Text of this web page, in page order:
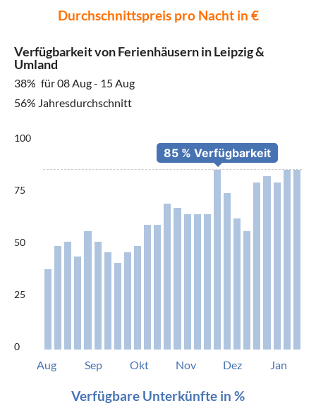
Durchschnittspreis pro Nacht in €
Verfügbarkeit von Ferienhäusern in Leipzig &
Umland
38% für 08 Aug - 15 Aug
56% Jahresdurchschnitt
100
75
50
25
0
Aug Sep Okt Nov Dez Jan
Verfügbare Unterkünfte in %